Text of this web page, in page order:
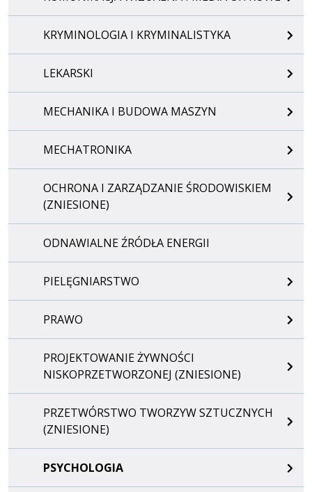
KRYMINOLOGIA I KRYMINALISTYKA
LEKARSKI
MECHANIKA I BUDOWA MASZYN
MECHATRONIKA
OCHRONA I ZARZĄDZANIE ŚRODOWISKIEM
(ZNIESIONE)
ODNAWIALNE ŹRÓDŁA ENERGII
PIELĘGNIARSTWO
PRAWO
PROJEKTOWANIE ŻYWNOŚCI
NISKOPRZETWORZONEJ (ZNIESIONE)
PRZETWÓRSTWO TWORZYW SZTUCZNYCH
(ZNIESIONE)
PSYCHOLOGIA